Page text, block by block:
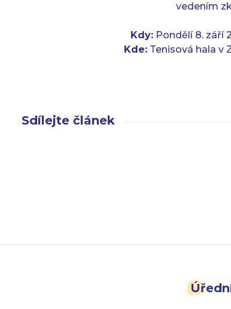
vedením
Kdy: Pondělí 8. září
Kde:Tenisová hala v
Sdílejte článek